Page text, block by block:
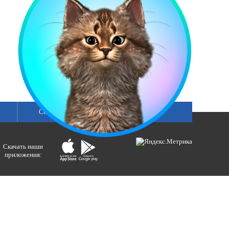
Сетка вещания
Скачать наши
приложения: